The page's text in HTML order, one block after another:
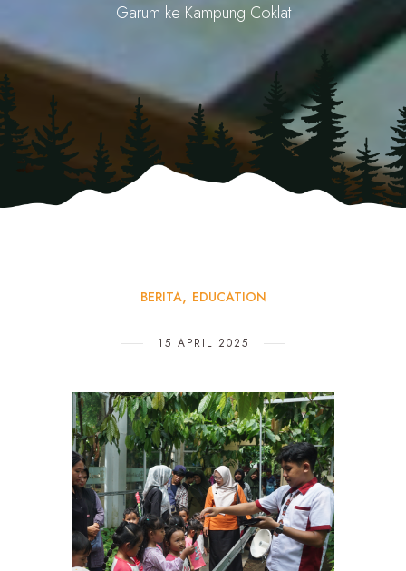
Garum ke Kampung Coklat
BERITA EDUCATION
15 APRIL 2025